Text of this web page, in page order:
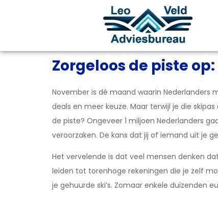
Zorgeloos de piste
November is dé maand waarin Nederlanders
deals en meer keuze. Maar terwijl je die
de piste? Ongeveer 1 miljoen Nederlanders
veroorzaken. De kans dat jij of iemand uit je
Het vervelende is dat veel mensen denken
leiden tot torenhoge rekeningen die je zelf
je gehuurde ski’s. Zomaar enkele duizenden